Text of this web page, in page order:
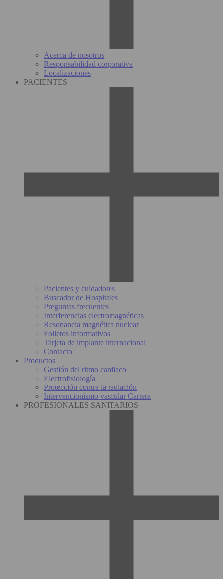
Acerca de nosotros
Responsabilidad corporativa
Localizaciones
PACIENTES
Pacientes y cuidadores
Buscador de Hospitales
Preguntas frecuentes
Interferencias electromagnéticas
Resonancia magnética nuclear
Folletos informativos
Tarjeta de implante internacional
Contacto
Productos
Gestión del ritmo cardiaco
Electrofisiología
Protección contra la radiación
Intervencionismo vascular Cartera
PROFESIONALES SANITARIOS